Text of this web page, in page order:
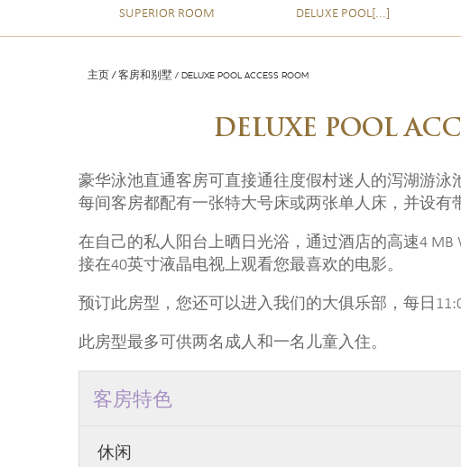
SUPERIOR ROOM DELUXE POOL[...]
主页 客房和别墅 DELUXE POOL ACCESS ROOM
DELUXE POOL
豪华泳池直通客房可直接通往度假村迷人的泻湖游泳
每间客房都配有一张特大号床或两张单人床，并设有
在自己的私人阳台上晒日光浴，通过酒店的高速4
接在40英寸液晶电视上观看您最喜欢的电影。
预订此房型，您还可以进入我们的大俱乐部，每日
此房型最多可供两名成人和一名儿童入住。
客房特色
休闲